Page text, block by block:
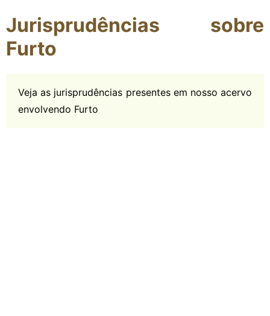
Jurisprudências sobre
Furto
Veja as jurisprudências presentes em nosso acervo
envolvendo Furto